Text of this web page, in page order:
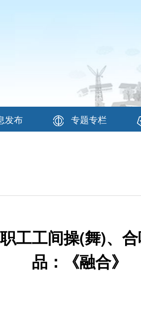
发布 专题专栏
工工间操(舞)、
品：《融合》